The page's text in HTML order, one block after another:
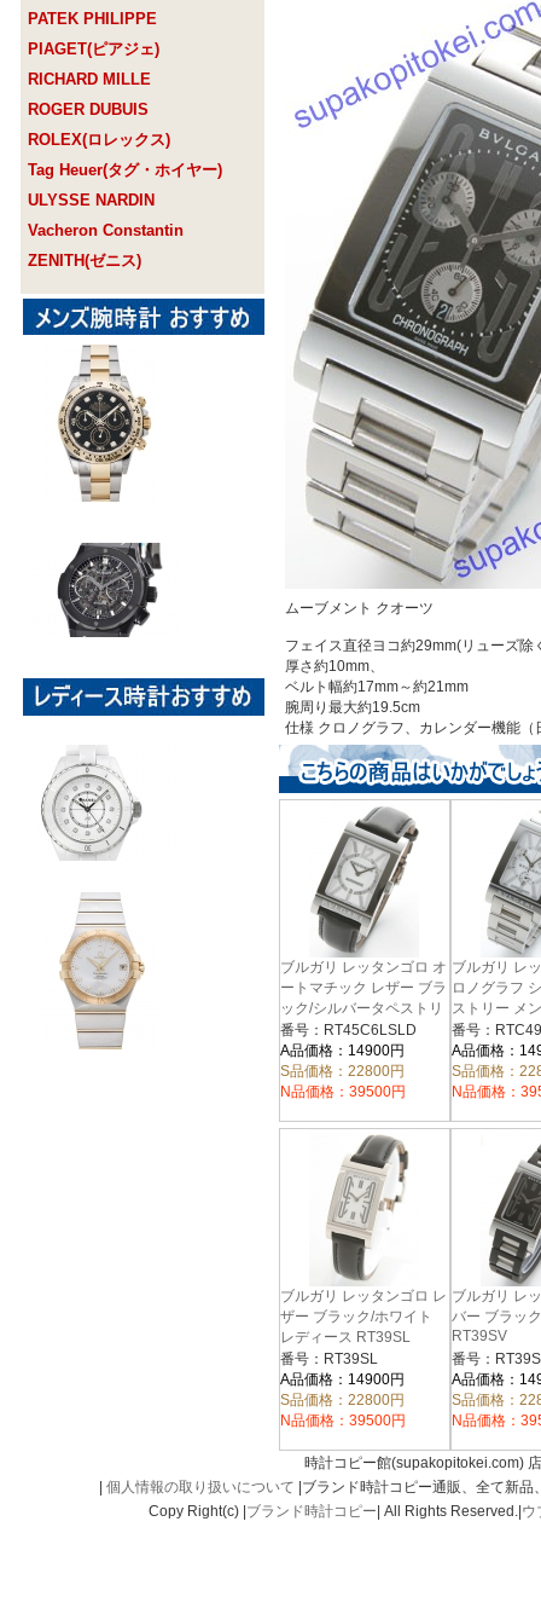
PATEK PHILIPPE
PIAGET(ピアジェ)
RICHARD MILLE
ROGER DUBUIS
ROLEX(ロレックス)
Tag Heuer(タグ・ホイヤー)
ULYSSE NARDIN
Vacheron Constantin
ZENITH(ゼニス)
ムーブメント クオーツ
フェイス直径ヨコ約29mm(リューズ除
厚さ約10mm、
ベルト幅約17mm～約21mm
腕周り最大約19.5cm
仕様 クロノグラフ、カレンダー機能（
ブルガリ レッタンゴロ オ
ートマチック レザー ブラ
ック/シルバータペストリ
ー メンズ RT45C6LSLD
番号：RT45C6LSLD
A品価格：14900円
S品価格：22800円
N品価格：39500円
ブルガリ レ
ロノグラフ
ストリー メ
番号：
A品価格：
S品価格：
N品価格：
ブルガリ レッタンゴロ レ
ザー ブラック/ホワイト
レディース RT39SL
番号：RT39SL
A品価格：14900円
S品価格：22800円
N品価格：39500円
ブルガリ レ
バー ブラッ
RT39SV
番号：
A品価格：
S品価格：
N品価格：
時計コピー館(supakopitokei.com)
個人情報の取り扱いについて |ブランド時計コピー通販、全て新
Copy Right(c) | ブランド時計コピー | All Rights Reserved.| ウ